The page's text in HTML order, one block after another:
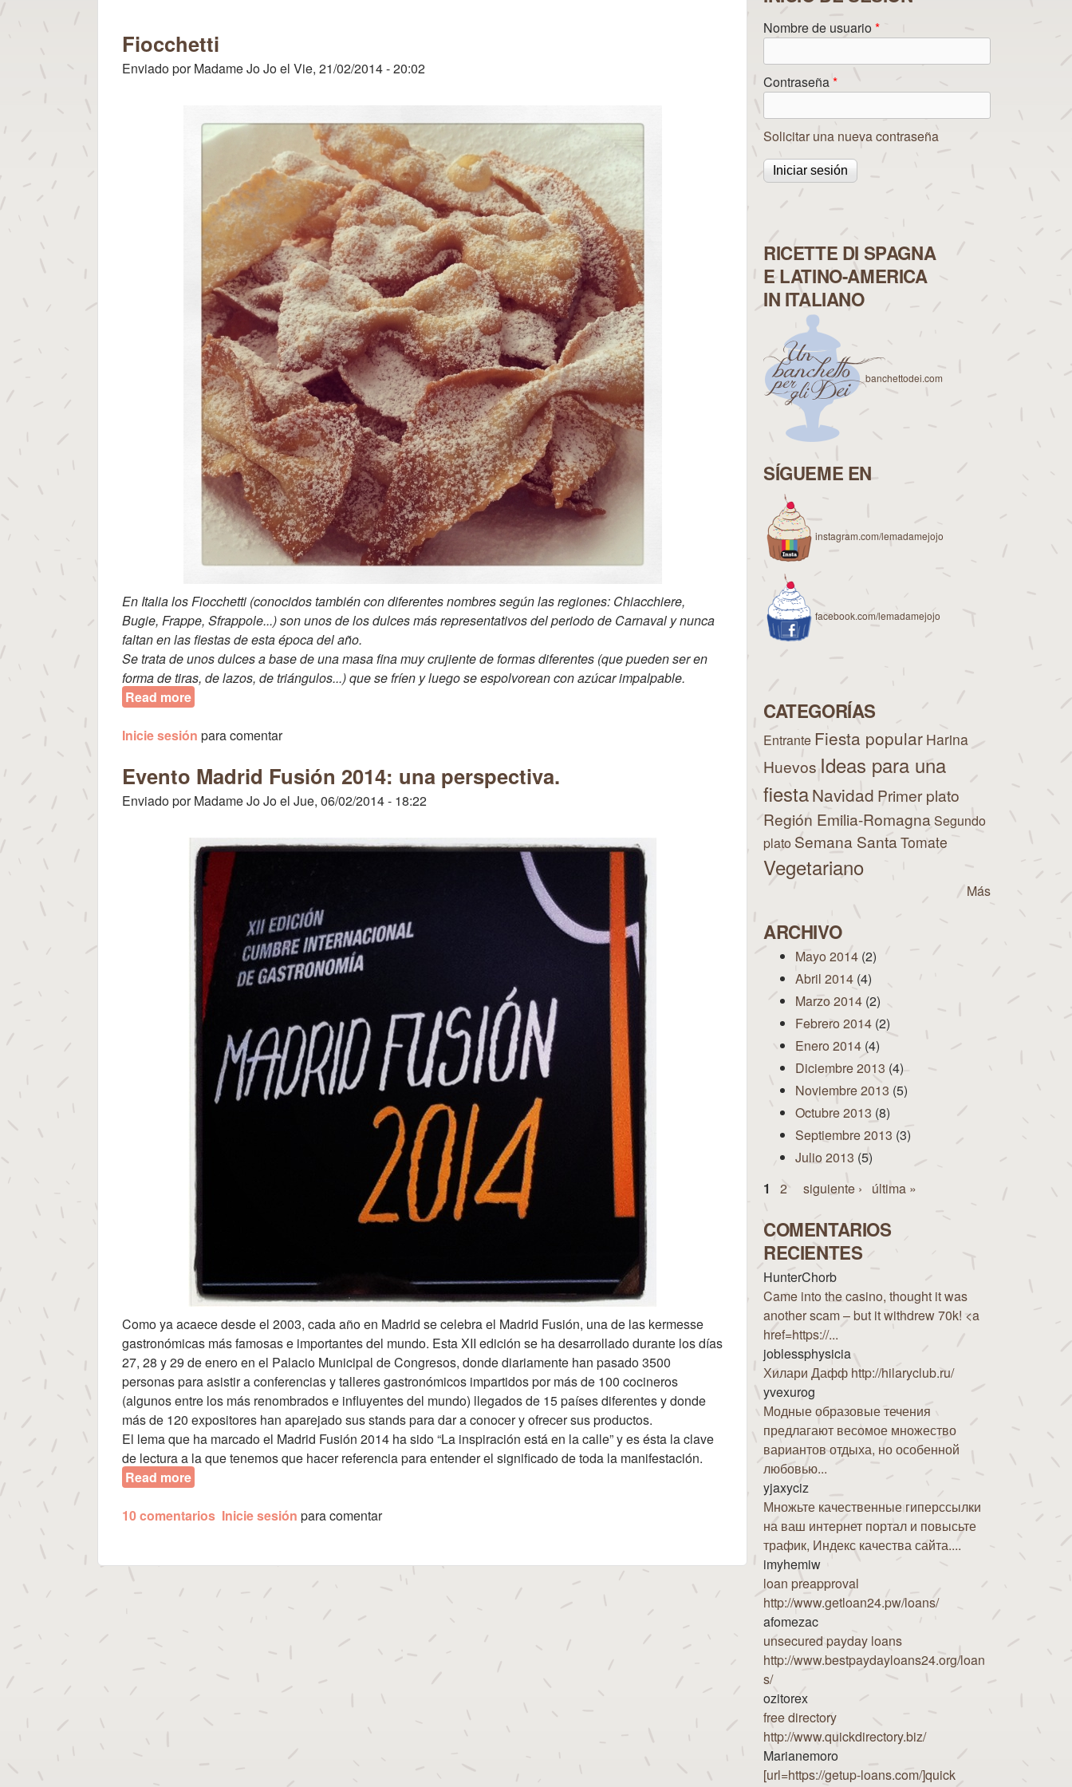
Dioses
Fiocchetti
Enviado porMadame Jo Joel Vie, 21/02/2014 - 20:02
En Italia los Fiocchetti (conocidos también con diferentes nombres según las regiones: Chiacchiere,
Bugie, Frappe, Sfrappole...) son unos de los dulces más representativos del periodo de Carnaval y nunca
faltan en las fiestas de esta época del año.
Se trata de unos dulces a base de una masa fina muy crujiente de formas diferentes (que pueden ser en
forma de tiras, de lazos, de triángulos...) que se fríen y luego se espolvorean con azúcar impalpable.
Read more
Inicie sesión para comentar
Evento Madrid Fusión 2014: una perspectiva.
Enviado porMadame Jo Joel Jue, 06/02/2014 - 18:22
Como ya acaece desde el 2003, cada año en Madrid se celebra el Madrid Fusión, una de las kermesse
gastronómicas más famosas e importantes del mundo. Esta XII edición se ha desarrollado durante los días
27, 28 y 29 de enero en el Palacio Municipal de Congresos, donde diariamente han pasado 3500
personas para asistir a conferencias y talleres gastronómicos impartidos por más de 100 cocineros
(algunos entre los más renombrados e influyentes del mundo) llegados de 15 países diferentes y donde
más de 120 expositores han aparejado sus stands para dar a conocer y ofrecer sus productos.
El lema que ha marcado el Madrid Fusión 2014 ha sido “La inspiración está en la calle” y es ésta la clave
de lectura a la que tenemos que hacer referencia para entender el significado de toda la manifestación.
Read more
10 comentarios Inicie sesión para comentar
Nombre de usuario *
Contraseña*
Solicitar una nueva contraseña
RICETTE DI SPAGNA
E LATINO-AMERICA
IN ITALIANO
banchettodei.com
SÍGUEME EN
instagram.com/lemadamejojo
facebook.com/lemadamejojo
CATEGORÍAS
Entrante Fiesta popular Harina
Huevos Ideas para una
fiestaNavidad Primer plato
Región Emilia-Romagna Segundo
plato Semana Santa Tomate
Vegetariano
Más
ARCHIVO
Mayo 2014 (2)
Abril 2014 (4)
Marzo 2014 (2)
Febrero 2014 (2)
Enero 2014 (4)
Diciembre 2013 (4)
Noviembre 2013 (5)
Octubre 2013 (8)
Septiembre 2013 (3)
Julio 2013 (5)
Páginas
1 2 siguiente › última »
COMENTARIOS
RECIENTES
HunterChorb
Came into the casino, thought it was
another scam – but it withdrew 70k! <a
href=https://...
joblessphysicia
Хилари Дафф http://hilaryclub.ru/
yvexurog
Модные образовые течения
предлагают весомое множество
вариантов отдыха, но особенной
любовью...
yjaxyciz
Множьте качественные гиперссылки
на ваш интернет портал и повысьте
трафик, Индекс качества сайта....
imyhemiw
loan preapproval
http://www.getloan24.pw/loans/
afomezac
unsecured payday loans
http://www.bestpaydayloans24.org/loan
s/
ozitorex
free directory
http://www.quickdirectory.biz/
Marianemoro
[url=https://getup-loans.com/]quick